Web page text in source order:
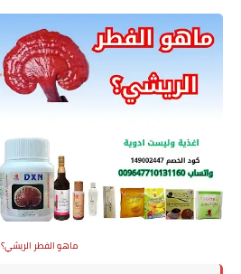
ماهو الفطر الريشي؟